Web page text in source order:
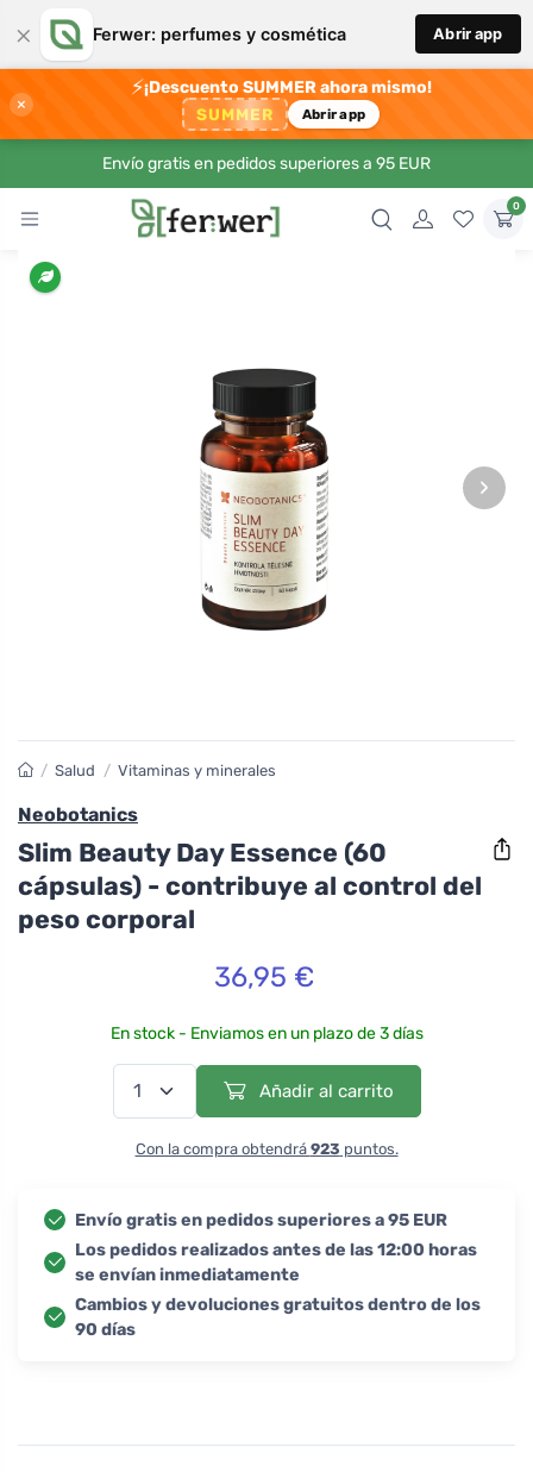
× Ferwer: perfumes y cosmética Abrir app
×
⚡¡Descuento SUMMER ahora mismo!
SUMMER Abrir app
Envío gratis en pedidos superiores a 95 EUR
0
›
/ Salud / Vitaminas y minerales
Neobotanics
Slim Beauty Day Essence (60
cápsulas) - contribuye al control del
peso corporal
36,95 €
En stock - Enviamos en un plazo de 3 días
Añadir al carrito
Con la compra obtendrá 923 puntos.
Envío gratis en pedidos superiores a 95 EUR
Los pedidos realizados antes de las 12:00 horas
se envían inmediatamente
Cambios y devoluciones gratuitos dentro de los
90 días